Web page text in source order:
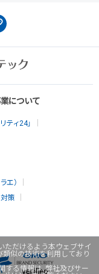
ただけるよう本ウェブサイ
類似の技術を利用しており
する情報は、弊社及びサー
について
ティ24」
エ）
策